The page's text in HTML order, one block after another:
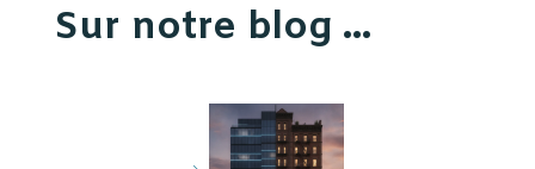
Sur notre blog ...